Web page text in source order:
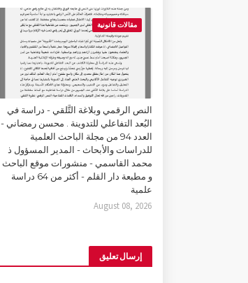
مقالات قانونية
النص الرقمي وبلاغة التَّلقي - دراسة في
البُعد التفاعلي للتدوينة . محسن رمضاني -
العدد 94 من مجلة الباحث العلمية
للدراسات والأبحاث - المدير المسؤول ذ
محمد القاسمي - منشورات موقع الباحث
و مطبعة دار القلم - أكثر من 64 دراسة
علمية
August 08, 2026
إرسال تعليق